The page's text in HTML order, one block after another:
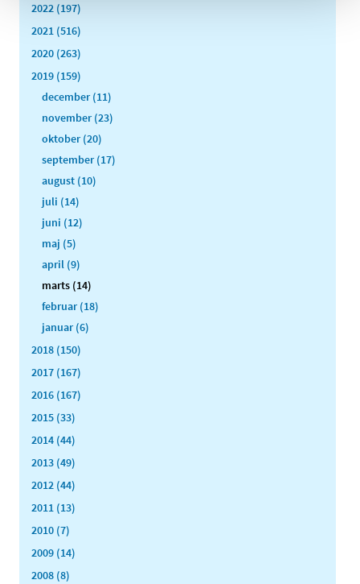
2022 (197)
2021 (516)
2020 (263)
2019 (159)
december (11)
november (23)
oktober (20)
september (17)
august (10)
juli (14)
juni (12)
maj (5)
april (9)
marts (14)
februar (18)
januar (6)
2018 (150)
2017 (167)
2016 (167)
2015 (33)
2014 (44)
2013 (49)
2012 (44)
2011 (13)
2010 (7)
2009 (14)
2008 (8)